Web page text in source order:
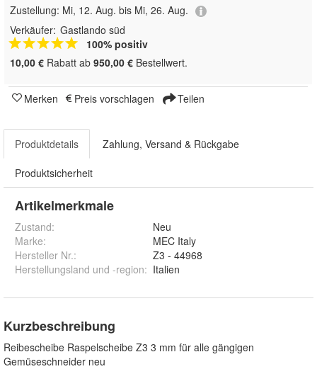
Zustellung: Mi, 12. Aug. bis Mi, 26. Aug.
Verkäufer: Gastlando süd
100% positiv
10,00 € Rabatt ab 950,00 € Bestellwert.
Merken Preis vorschlagen Teilen
Produktdetails Zahlung, Versand & Rückgabe
Produktsicherheit
Artikelmerkmale
Zustand:
Neu
Marke:
MEC Italy
Hersteller Nr.:
Z3 - 44968
Herstellungsland und -region: Italien
Kurzbeschreibung
Reibescheibe Raspelscheibe Z3 3 mm für alle gängigen
Gemüseschneider neu